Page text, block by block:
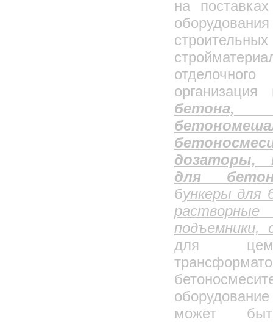
на поставках
бетона,
дозаторы,
для
бункеры для
для
может